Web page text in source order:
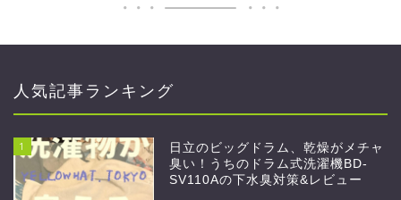
人気記事ランキング
1
日立のビッグドラム、乾燥がメチャ
臭い！うちのドラム式洗濯機BD-
SV110Aの下水臭対策&レビュー